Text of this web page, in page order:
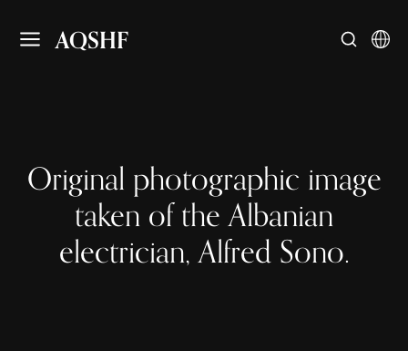
AQSHF
Original photographic image
taken of the Albanian
electrician, Alfred Sono.